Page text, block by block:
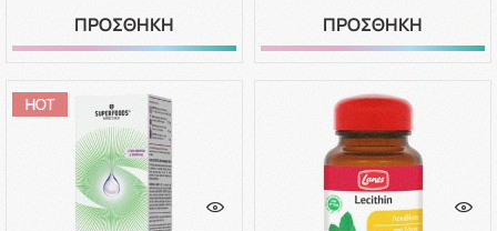
ΠΡΟΣΘΗΚΗ ΠΡΟΣΘΗΚΗ